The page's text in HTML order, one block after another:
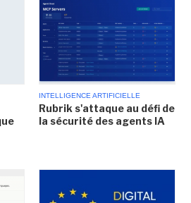
INTELLIGENCE ARTIFICIELLE
Rubrik s'attaque au défi de
la sécurité des agents IA